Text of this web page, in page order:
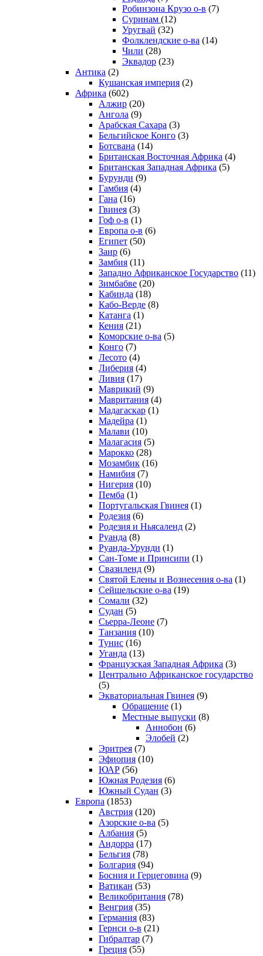
Робинзона Крузо о-в (7)
Суринам (12)
Уругвай (32)
Фолклендские о-ва (14)
Чили (28)
Эквадор (23)
Антика (2)
Кушанская империя (2)
Африка (602)
Алжир (20)
Ангола (9)
Арабская Сахара (3)
Бельгийское Конго (3)
Ботсвана (14)
Британская Восточная Африка (4)
Британская Западная Африка (5)
Бурунди (9)
Гамбия (4)
Гана (16)
Гвинея (3)
Гоф о-в (1)
Европа о-в (6)
Египет (50)
Заир (6)
Замбия (11)
Западно Африканское Государство (11)
Зимбабве (20)
Кабинда (18)
Кабо-Верде (8)
Катанга (1)
Кения (21)
Коморcкие о-ва (5)
Конго (7)
Лесото (4)
Либерия (4)
Ливия (17)
Маврикий (9)
Мавритания (4)
Мадагаскар (1)
Мадейра (1)
Малави (10)
Малагасия (5)
Марокко (28)
Мозамбик (16)
Намибия (7)
Нигерия (10)
Пемба (1)
Португальская Гвинея (1)
Родезия (6)
Родезия и Ньясаленд (2)
Руанда (8)
Руанда-Урунди (1)
Сан-Томе и Принсипи (1)
Свазиленд (9)
Святой Елены и Вознесения о-ва (1)
Сейшельские о-ва (19)
Сомали (32)
Судан (5)
Сьерра-Леоне (7)
Танзания (10)
Тунис (16)
Уганда (13)
Французская Западная Африка (3)
Центрально Африканское государство
(5)
Экваториальная Гвинея (9)
Обращение (1)
Местные выпуски (8)
Аннобон (6)
Элобей (2)
Эритрея (7)
Эфиопия (10)
ЮАР (56)
Южная Родезия (6)
Южный Судан (3)
Европа (1853)
Австрия (120)
Азорские о-ва (5)
Албания (5)
Андорра (17)
Бельгия (78)
Болгария (94)
Босния и Герцеговина (9)
Ватикан (53)
Великобритания (78)
Венгрия (35)
Германия (83)
Гернси о-в (21)
Гибралтар (7)
Греция (55)